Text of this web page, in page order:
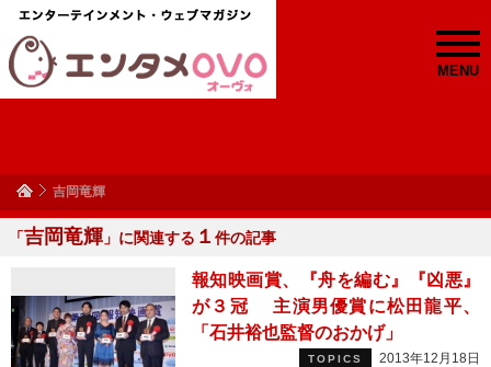
MENU
吉岡竜輝
「吉岡竜輝 」に関連する １ 件の記事
報知映画賞、『舟を編む』『凶悪』
が３冠 主演男優賞に松田龍平、
「石井裕也監督のおかげ」
TOPICS 2013年12月18日